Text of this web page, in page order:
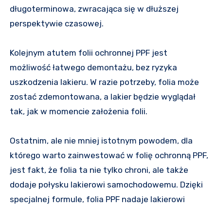
długoterminowa, zwracająca się w dłuższej
perspektywie czasowej.
Kolejnym atutem folii ochronnej PPF jest
możliwość łatwego demontażu, bez ryzyka
uszkodzenia lakieru. W razie potrzeby, folia może
zostać zdemontowana, a lakier będzie wyglądał
tak, jak w momencie założenia folii.
Ostatnim, ale nie mniej istotnym powodem, dla
którego warto zainwestować w folię ochronną PPF,
jest fakt, że folia ta nie tylko chroni, ale także
dodaje połysku lakierowi samochodowemu. Dzięki
specjalnej formule, folia PPF nadaje lakierowi